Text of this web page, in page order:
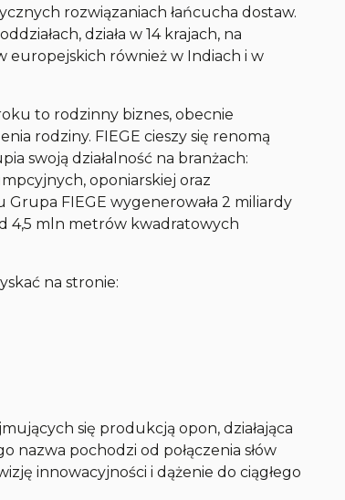
rozwiązaniach łańcucha dostaw.
działa w 14 krajach, na
europejskich również w Indiach i w
to rodzinny biznes, obecnie
rodziny. FIEGE cieszy się renomą
swoją działalność na branżach:
oponiarskiej oraz
FIEGE wygenerowała 2 miliardy
4,5 mln metrów kwadratowych
na stronie:
się produkcją opon, działająca
pochodzi od połączenia słów
innowacyjności i dążenie do ciągłego